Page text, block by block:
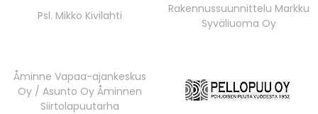
Psl. Mikko Kivilahti
Rakennussuunnittelu Markku
Syväliuoma Oy
Åminne Vapaa-ajankeskus
Oy / Asunto Oy Åminnen
Siirtolapuutarha